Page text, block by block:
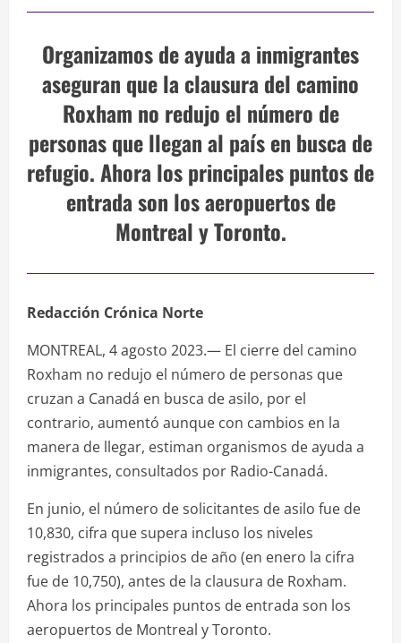
Organizamos de ayuda a inmigrantes
aseguran que la clausura del camino
Roxham no redujo el número de
personas que llegan al país en busca de
refugio. Ahora los principales puntos de
entrada son los aeropuertos de
Montreal y Toronto.
Redacción Crónica Norte
MONTREAL, 4 agosto 2023.— El cierre del camino
Roxham no redujo el número de personas que
cruzan a Canadá en busca de asilo, por el
contrario, aumentó aunque con cambios en la
manera de llegar, estiman organismos de ayuda a
inmigrantes, consultados por Radio-Canadá.
En junio, el número de solicitantes de asilo fue de
10,830, cifra que supera incluso los niveles
registrados a principios de año (en enero la cifra
fue de 10,750), antes de la clausura de Roxham.
Ahora los principales puntos de entrada son los
aeropuertos de Montreal y Toronto.